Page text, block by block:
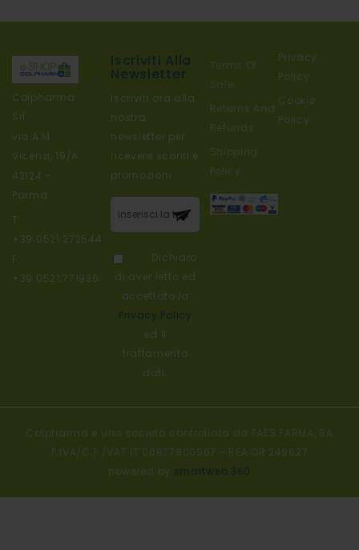
Colpharma
Srl
via A.M.
Vicenzi, 19/A
43124 –
Parma
T.
+39.0521.272544
F:
+39.0521.771936
Iscriviti ora alla
nostra
newsletter per
ricevere sconti e
promozioni
Iscriviti alla
nostra
Dichiaro
di aver letto ed
accettato la
ed il
trattamento
dati.
Terms Of
Sale
Returns And
Refunds
Shipping
Policy
Privacy
Policy
Cookie
Policy
Colpharma e una società controllata da FAES FARMA, SA
P.IVA/C.F./VAT IT 06827900967 - REA OR 249627
powered by